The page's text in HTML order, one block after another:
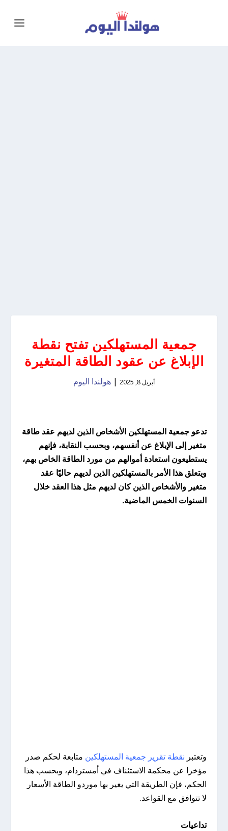
جمعية المستهلكين تفتح نقطة
الإبلاغ عن عقود الطاقة المتغيرة
أبريل 8, 2025 | هولندا اليوم
تدعو جمعية المستهلكين الأشخاص الذين لديهم عقد طاقة
متغير إلى الإبلاغ عن أنفسهم، وبحسب النقابة، فإنهم
يستطيعون استعادة أموالهم من مورد الطاقة الخاص بهم،
ويتعلق هذا الأمر بالمستهلكين الذين لديهم حاليًا عقد
متغير والأشخاص الذين كان لديهم مثل هذا العقد خلال
السنوات الخمس الماضية.
وتعتبر نقطة تقرير جمعية المستهلكين متابعة لحكم صدر
مؤخرا عن محكمة الاستئناف في أمستردام، وبحسب هذا
الحكم، فإن الطريقة التي يغير بها موردو الطاقة الأسعار
لا تتوافق مع القواعد.
تداعيات